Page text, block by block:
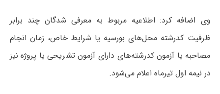
وی اضافه کرد: اطلاعیه مربوط به معرفی شدگان چند برابر
ظرفیت کدرشته محل‌های بورسیه یا شرایط خاص، زمان انجام
مصاحبه یا آزمون کدرشته‌های دارای آزمون تشریحی یا پروژه نیز
در نیمه اول تیرماه اعلام می‌شود.